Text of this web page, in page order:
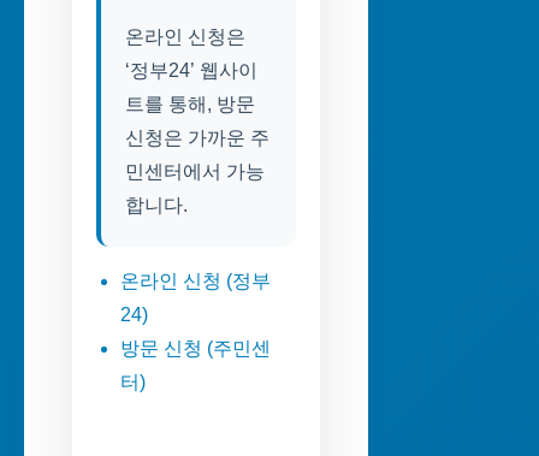
온라인 신청은
‘정부24’ 웹사이
트를 통해, 방문
신청은 가까운 주
민센터에서 가능
합니다.
온라인 신청 (정부
24)
방문 신청 (주민센
터)